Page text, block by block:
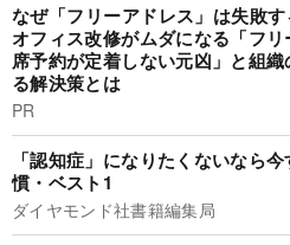
なぜ「フリーアドレス」は失敗
オフィス改修がムダになる「フ
席予約が定着しない元凶」と組
る解決策とは
PR
「認知症」になりたくないなら
慣・ベスト1
ダイヤモンド社書籍編集局